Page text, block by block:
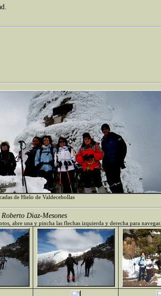
de Hielo de Valdecebollas
Diaz-Mesones
abre una y pincha las flechas izquierda y derecha para navegar.